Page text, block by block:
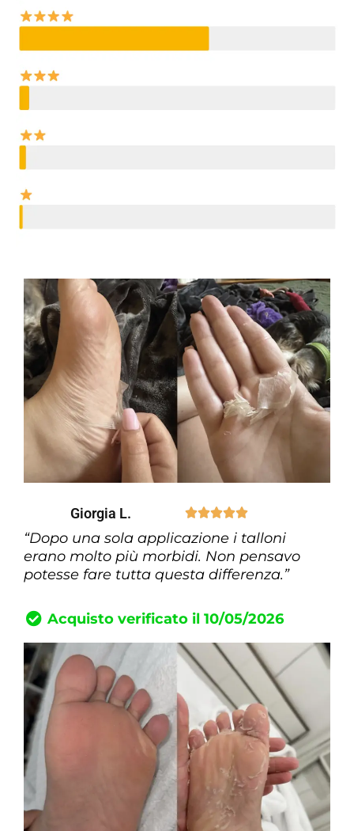
Giorgia L. 
“Dopo una sola applicazione i talloni
erano molto più morbidi. Non pensavo
potesse fare tutta questa differenza.”
Acquisto verificato il 10/05/2026